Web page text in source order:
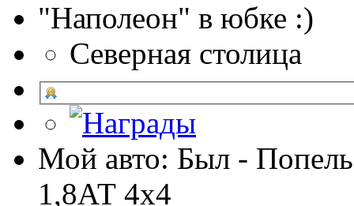
"Наполеон" в юбке :)
Северная столица
Мой авто: Был -
1,8АТ 4х4